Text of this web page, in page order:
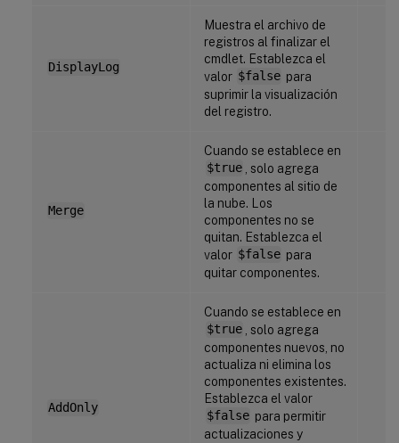
DisplayLog
Muestra el archivo de
registros al finalizar el
cmdlet. Establezca el
valor $false para
suprimir la visualización
del registro.
Merge
Cuando se establece en
$true
, solo agrega
componentes al sitio de
la nube. Los
componentes no se
quitan. Establezca el
valor $false para
quitar componentes.
AddOnly
Cuando se establece en
$true
, solo agrega
componentes nuevos, no
actualiza ni elimina los
componentes existentes.
Establezca el valor
$false para permitir
actualizaciones y